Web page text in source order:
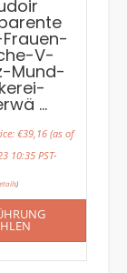
V-
Mund-
…
€39,16(as of
10:35 PST-
)